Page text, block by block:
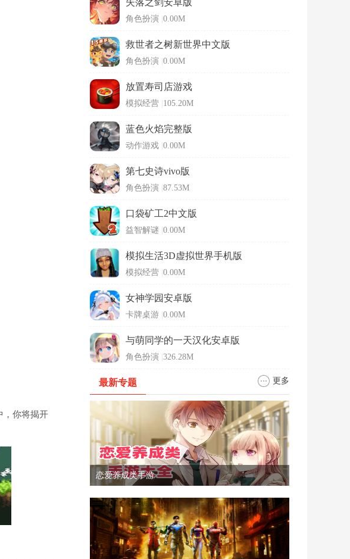
，你将揭开
失落之剑安卓版
角色扮演 0.00M
救世者之树新世界中文版
角色扮演 0.00M
放置寿司店游戏
模拟经营 105.20M
蓝色火焰完整版
动作游戏 0.00M
第七史诗vivo版
角色扮演 87.53M
口袋矿工2中文版
益智解谜 0.00M
模拟生活3D虚拟世界手机版
模拟经营 0.00M
女神学园安卓版
卡牌桌游 0.00M
与萌同学的一天汉化安卓版
角色扮演 326.28M
最新专题 更多
恋爱养成类手游